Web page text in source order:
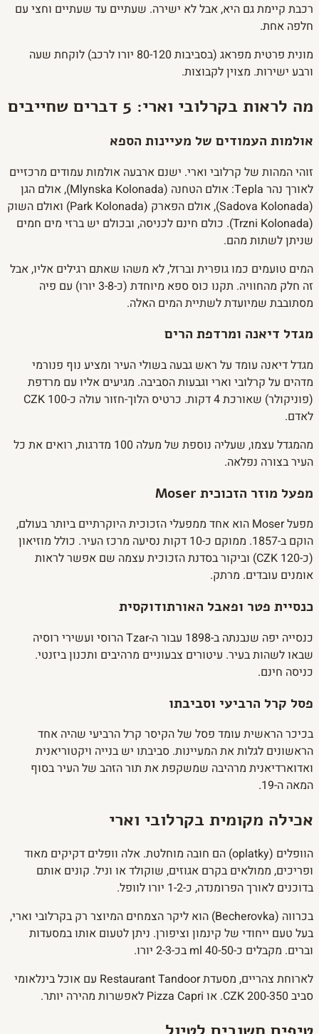
רכבת קיימת גם היא, אבל לא ישירה. שעתיים עד שעתיים וחצי עם
חלפה אחת.
מונית פרטית מפראג (בסביבות 80-120 יורו לרכב) לוקחת שעה
ורבע ישירות. מצוין לקבוצות.
מה לראות בקרלובי וארי: 5 דברים שחייבים
אולמות העמודים של מעיינות הספא
זוהי המהות של קרלובי וארי. ישנם ארבעה אולמות עמודים מרכזיים
לאורך נהר Tepla: אולם הטחנה (Mlynska Kolonada), אולם הגן
(Sadova Kolonada), אולם הפארק (Park Kolonada) ואולם השוק
(Trzni Kolonada). כולם חינם לכניסה, ובכולם יש ברזי מים חמים
שניתן לשתות מהם.
המים טועמים כמו גופרית וברזל, לא משהו שאתם רגילים אליו, אבל
זה חלק מהחוויה. תקנו כוס ספא מיוחדת (כ-3-8 יורו) עם פיה
מסתובבת שמיועדת לשתיית המים האלה.
מגדל דיאנה ומרדפת הרים
מגדל דיאנה עומד על ראש גבעה בשולי העיר ומציע נוף פנורמי
מדהים על קרלובי וארי וגבעות הסביבה. מגיעים אליו עם מרדפת
(פוניקולר) שאורכת 4 דקות. כרטיס הלוך-חזור עולה כ-100 CZK
לאדם.
מהמגדל עצמו, שעליה נוספת של מעלה 100 מדרגות, רואים את כל
העיר בצורה נפלאה.
מפעל מוזר הזכוכית Moser
מפעל Moser הוא אחד ממפעלי הזכוכית היוקרתיים ביותר בעולם,
הוקם ב-1857. ממוקם כ-10 דקות נסיעה מרכז העיר. כולל מוזיאון
(כ-120 CZK) וביקור בסדנת הזכוכית עצמה שם אפשר לראות
אומנים עובדים. מרתק.
כנסיית פטר ופאבל האורתודוקסית
כנסייה יפה שנבנתה ב-1898 עבור ה-Tzar הרוסי ועשירי רוסיה
שבאו לשהות בעיר. עיטורים צבעוניים מרהיבים ותכנון ביזנטי.
כניסה חינם.
פסל קרל הרביעי וסביבתו
בכיכר הראשית עומד פסל של הקיסר קרל הרביעי שהיה אחד
הראשונים לגלות את המעיינות. סביבתו יש בנייה ויקטוריאנית
ואדוארדיאנית מרהיבה שמשקפת את תור הזהב של העיר בסוף
המאה ה-19.
אכילה מקומית בקרלובי וארי
הוופלים (oplatky) הם חובה מוחלטת. אלה וופלים דקיקים מאוד
ופריכים, ממולאים בקרם אגוזים, שוקולד או וניל. קונים אותם
בדוכנים לאורך הפרומנדה, כ-1-2 יורו לוופל.
בכרווה (Becherovka) הוא ליקר הצמחים המיוצר רק בקרלובי וארי,
בעל טעם ייחודי של קינמון וציפורן. ניתן לטעום אותו במסעדות
וברים. מקבלים כ-40-50 ml בכ-2-3 יורו.
לארוחת צהריים, מסעדת Restaurant Tandoor עם אוכל בינלאומי
סביב 200-350 CZK. או Pizza Capri לאפשרות מהירה יותר.